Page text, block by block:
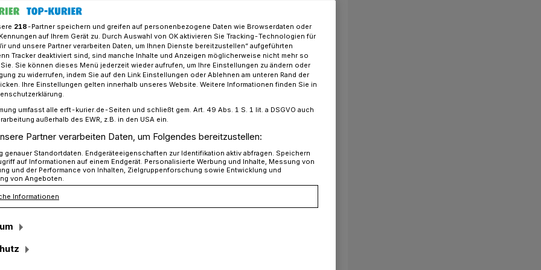
- auch in der neuen Karnevalssession
Rosenmontagszug begeisterte der
zum Thema „Gewalt gegen
in Düsseldorf. Mit den
von Polizei, Feuerwehr und
„Stoppt die Attacken auf unsere
„Sie verdienen Dank und
218-Partner speichern und greifen auf personenbezogene Daten wie Browserdaten oder
auf Ihrem Gerät zu. Durch Auswahl von OK aktivieren Sie Tracking-Technologien für
und unsere Partner verarbeiten Daten, um Ihnen Dienste bereitzustellen“ aufgeführten
Tracker deaktiviert sind, sind manche Inhalte und Anzeigen möglicherweise nicht mehr so
Sie können dieses Menü jederzeit wieder aufrufen, um Ihre Einstellungen zu ändern oder
zu widerrufen, indem Sie auf den Link Einstellungen oder Ablehnen am unteren Rand der
Ihre Einstellungen gelten innerhalb unseres Website. Weitere Informationen finden Sie in
umfasst alle erft-kurier.de-Seiten und schließt gem. Art. 49 Abs. 1 S. 1 lit. a DSGVO auch
außerhalb des EWR, z.B. in den USA ein.
Partner verarbeiten Daten, um Folgendes bereitzustellen:
genauer Standortdaten. Endgeräteeigenschaften zur Identifikation aktiv abfragen. Speichern
auf Informationen auf einem Endgerät. Personalisierte Werbung und Inhalte, Messung von
und der Performance von Inhalten, Zielgruppenforschung sowie Entwicklung und
von Angeboten.
Informationen